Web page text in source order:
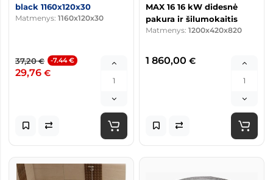
black 1160x120x30
Matmenys: 1160x120x30
37,20€ -7.44 €
29,76 €
MAX 16 16 kW didesnė
pakura ir šilumokaitis
Matmenys: 1200x420x820
1 860,00 €